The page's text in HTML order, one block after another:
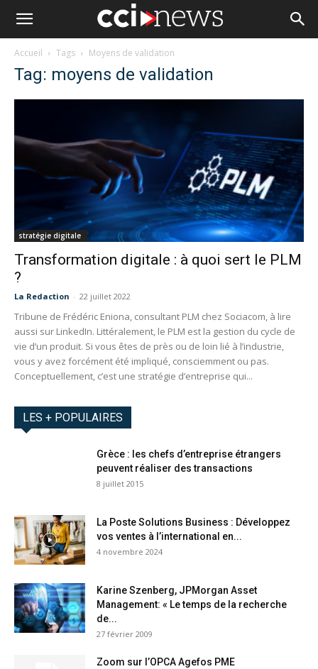
Accueil Tags Moyens de validation
Tag: moyens de validation
stratégie digitale
Transformation digitale : à quoi sert le PLM
?
La Redaction - 22 juillet 2022
Tribune de Frédéric Eniona, consultant PLM chez Sociacom, à lire
aussi sur LinkedIn. Littéralement, le PLM est la gestion du cycle de
vie d’un produit. Si vous êtes de près ou de loin lié à l’industrie,
vous y avez forcément été impliqué, consciemment ou pas.
Conceptuellement, c’est une stratégie d’entreprise qui...
LES + POPULAIRES
Grèce : les chefs d’entreprise étrangers
peuvent réaliser des transactions
8 juillet 2015
La Poste Solutions Business : Développez
vos ventes à l’international en...
4 novembre 2024
Karine Szenberg, JPMorgan Asset
Management: « Le temps de la recherche
de...
27 février 2009
Zoom sur l’OPCA Agefos PME